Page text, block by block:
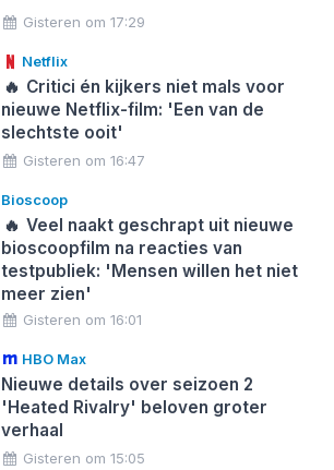
Gisteren om 17:29
Netflix
🔥 Critici én kijkers niet mals voor
nieuwe Netflix-film: 'Een van de
slechtste ooit'
Gisteren om 16:47
Bioscoop
🔥 Veel naakt geschrapt uit nieuwe
bioscoopfilm na reacties van
testpubliek: 'Mensen willen het niet
meer zien'
Gisteren om 16:01
HBO Max
Nieuwe details over seizoen 2
'Heated Rivalry' beloven groter
verhaal
Gisteren om 15:05